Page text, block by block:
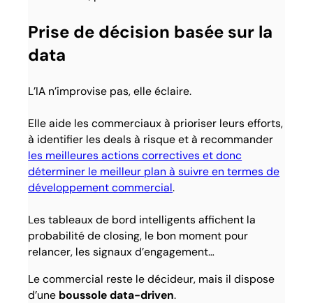
Prise de décision basée sur la
data
L’IA n’improvise pas, elle éclaire.
Elle aide les commerciaux à prioriser leurs efforts,
à identifier les deals à risque et à recommander
les meilleures actions correctives et donc
déterminer le meilleur plan à suivre en termes de
développement commercial.
Les tableaux de bord intelligents affichent la
probabilité de closing, le bon moment pour
relancer, les signaux d’engagement…
Le commercial reste le décideur, mais il dispose
d’une boussole data-driven.